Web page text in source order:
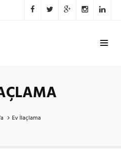
Ev İlaçlama